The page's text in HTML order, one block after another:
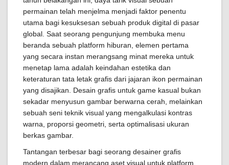
permainan telah menjelma menjadi faktor penentu
utama bagi kesuksesan sebuah produk digital di pasar
global. Saat seorang pengunjung membuka menu
beranda sebuah platform hiburan, elemen pertama
yang secara instan merangsang minat mereka untuk
menetap lama adalah keindahan estetika dan
keteraturan tata letak grafis dari jajaran ikon permainan
yang disajikan. Desain grafis untuk game kasual bukan
sekadar menyusun gambar berwarna cerah, melainkan
sebuah seni teknik visual yang mengalkulasi kontras
warna, proporsi geometri, serta optimalisasi ukuran
berkas gambar.
Tantangan terbesar bagi seorang desainer grafis
modern dalam merancang aset visual untuk platform